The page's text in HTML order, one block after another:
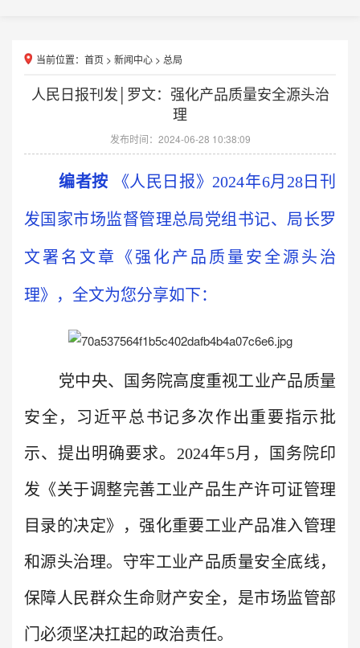
当前位置： 首页 > 新闻中心 > 总局
人民日报刊发│罗文：强化产品质量安全源头治
理
发布时间：2024-06-28 10:38:09
编者按 《人民日报》2024年6月28日刊
发国家市场监督管理总局党组书记、局长罗
文署名文章《强化产品质量安全源头治
理》，全文为您分享如下：
党中央、国务院高度重视工业产品质量
安全，习近平总书记多次作出重要指示批
示、提出明确要求。2024年5月，国务院印
发《关于调整完善工业产品生产许可证管理
目录的决定》，强化重要工业产品准入管理
和源头治理。守牢工业产品质量安全底线，
保障人民群众生命财产安全，是市场监管部
门必须坚决扛起的政治责任。